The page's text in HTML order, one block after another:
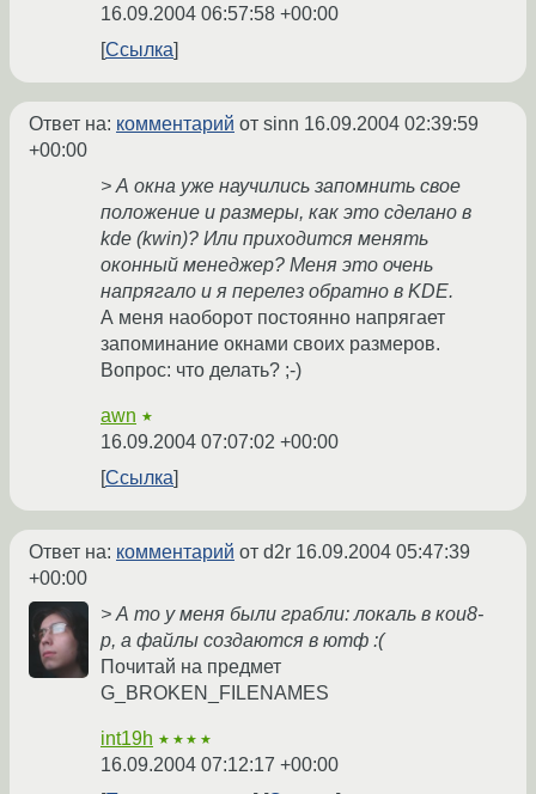
16.09.2004 06:57:58 +00:00
Ссылка
Ответ на: комментарий от sinn 16.09.2004 02:39:59
+00:00
> А окна уже научились запомнить свое
положение и размеры, как это сделано в
kde (kwin)? Или приходится менять
оконный менеджер? Меня это очень
напрягало и я перелез обратно в KDE.
А меня наоборот постоянно напрягает
запоминание окнами своих размеров.
Вопрос: что делать? ;-)
awn ★
16.09.2004 07:07:02 +00:00
Ссылка
Ответ на: комментарий от d2r 16.09.2004 05:47:39
+00:00
> А то у меня были грабли: локаль в кои8-
р, а файлы создаются в ютф :(
Почитай на предмет
G_BROKEN_FILENAMES
int19h ★★★★
16.09.2004 07:12:17 +00:00